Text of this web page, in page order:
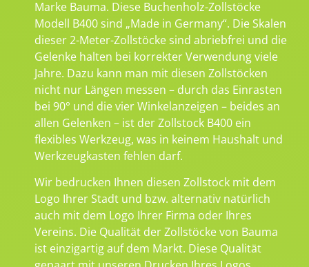
Marke Bauma. Diese Buchenholz-Zollstöcke
Modell B400 sind „Made in Germany“. Die Skalen
dieser 2-Meter-Zollstöcke sind abriebfrei und die
Gelenke halten bei korrekter Verwendung viele
Jahre. Dazu kann man mit diesen Zollstöcken
nicht nur Längen messen – durch das Einrasten
bei 90° und die vier Winkelanzeigen – beides an
allen Gelenken – ist der Zollstock B400 ein
flexibles Werkzeug, was in keinem Haushalt und
Werkzeugkasten fehlen darf.
Wir bedrucken Ihnen diesen Zollstock mit dem
Logo Ihrer Stadt und bzw. alternativ natürlich
auch mit dem Logo Ihrer Firma oder Ihres
Vereins. Die Qualität der Zollstöcke von Bauma
ist einzigartig auf dem Markt. Diese Qualität